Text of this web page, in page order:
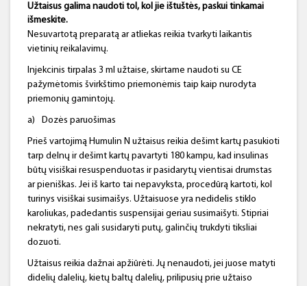
Užtaisus galima naudoti tol, kol jie ištuštės, paskui tinkamai
išmeskite.
Nesuvartotą preparatą ar atliekas reikia tvarkyti laikantis
vietinių reikalavimų.
Injekcinis tirpalas 3 ml užtaise, skirtame naudoti su CE
pažymėtomis švirkštimo priemonėmis taip kaip nurodyta
priemonių gamintojų.
a) Dozės paruošimas
Prieš vartojimą Humulin N užtaisus reikia dešimt kartų pasukioti
tarp delnų ir dešimt kartų pavartyti 180 kampu, kad insulinas
būtų visiškai resuspenduotas ir pasidarytų vientisai drumstas
ar pieniškas. Jei iš karto tai nepavyksta, procedūrą kartoti, kol
turinys visiškai susimaišys. Užtaisuose yra nedidelis stiklo
karoliukas, padedantis suspensijai geriau susimaišyti. Stipriai
nekratyti, nes gali susidaryti putų, galinčių trukdyti tiksliai
dozuoti.
Užtaisus reikia dažnai apžiūrėti. Jų nenaudoti, jei juose matyti
didelių dalelių, kietų baltų dalelių, prilipusių prie užtaiso